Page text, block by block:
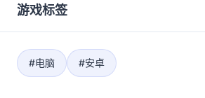
游戏标签
#电脑 #安卓